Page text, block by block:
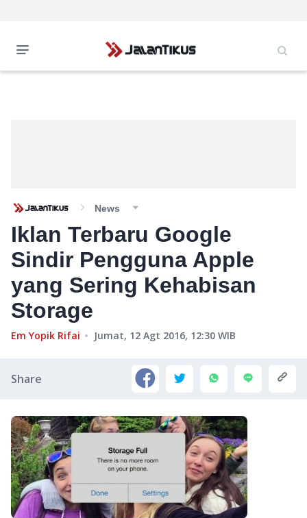
News
Iklan Terbaru Google
Sindir Pengguna Apple
yang Sering Kehabisan
Storage
Em Yopik Rifai Jumat, 12 Agt 2016, 12:30 WIB
Share